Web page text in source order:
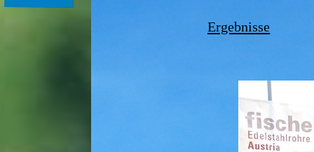
Ergebnisse